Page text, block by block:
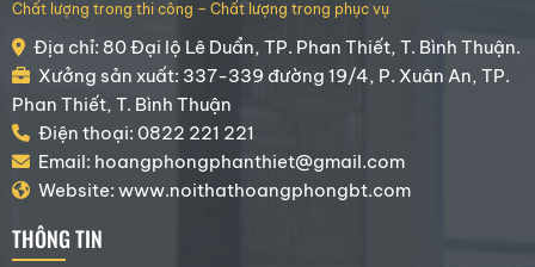
Chất lượng trong thi công – Chất lượng trong phục vụ
Địa chỉ: 80 Đại lộ Lê Duẩn, TP. Phan Thiết, T. Bình Thuận.
Xưởng sản xuất: 337-339 đường 19/4, P. Xuân An, TP.
Phan Thiết, T. Bình Thuận
Điện thoại: 0822 221 221
Email: hoangphongphanthiet@gmail.com
Website: www.noithathoangphongbt.com
THÔNG TIN